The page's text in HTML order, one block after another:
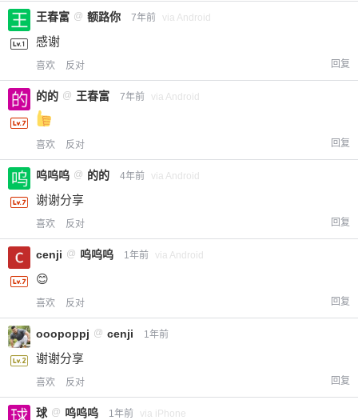
王春富 @ 额路你 7年前 via Android
感谢
喜欢 反对 回复
的的 @ 王春富 7年前 via Android
喜欢 反对 回复
呜呜呜 @ 的的 4年前 via Android
谢谢分享
喜欢 反对 回复
cenji @ 呜呜呜 1年前 via Android
😊
喜欢 反对 回复
ooopoppj @ cenji 1年前
谢谢分享
喜欢 反对 回复
球 @ 呜呜呜 1年前 via iPhone